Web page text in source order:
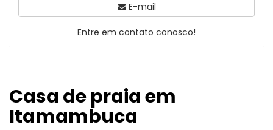
Casa de praia em
Itamambuca
E-mail
Entre em contato conosco!